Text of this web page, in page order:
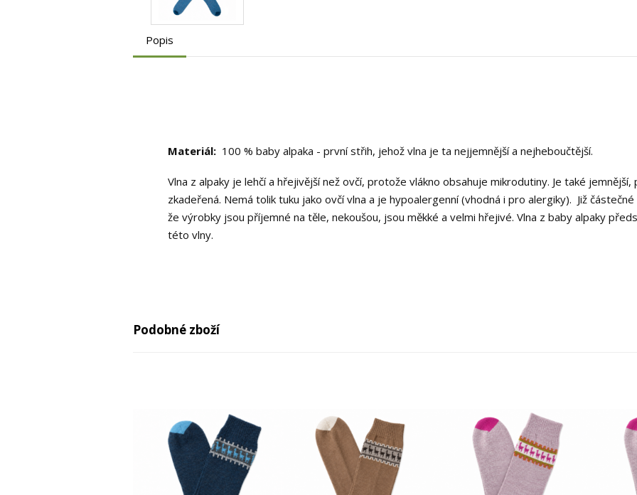
Popis
Materiál:100 % baby alpaka - první střih, jehož vlna je ta nejjemnější a nejheboučtější.
Vlna z alpaky je lehčí a hřejivější než ovčí, protože vlákno obsahuje mikrodutiny. Je také
zkadeřená. Nemá tolik tuku jako ovčí vlna a je hypoalergenní (vhodná i pro alergiky). Již
že výrobky jsou příjemné na těle, nekoušou, jsou měkké a velmi hřejivé. Vlna z baby alpaky
této vlny.
Podobné zboží